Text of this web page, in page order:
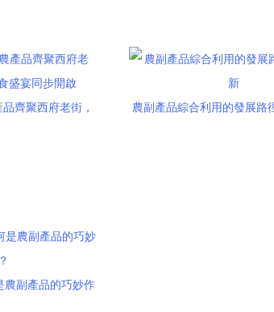
齊聚西府老街，
農副產品綜合利用的發展路
農副產品的巧妙作